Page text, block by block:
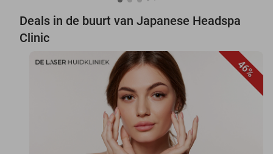
Deals in de buurt van Japanese Headspa
Clinic
46%